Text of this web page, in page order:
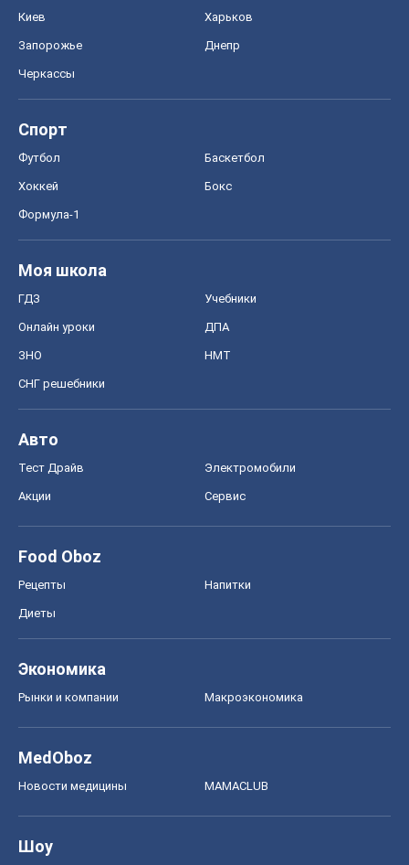
Киев Харьков
Запорожье Днепр
Черкассы
Спорт
Футбол Баскетбол
Хоккей Бокс
Формула-1
Моя школа
ГДЗ Учебники
Онлайн уроки ДПА
ЗНО НМТ
СНГ решебники
Авто
Тест Драйв Электромобили
Акции Сервис
Food Oboz
Рецепты Напитки
Диеты
Экономика
Рынки и компании Mакроэкономика
MedOboz
Новости медицины MAMACLUB
Шоу